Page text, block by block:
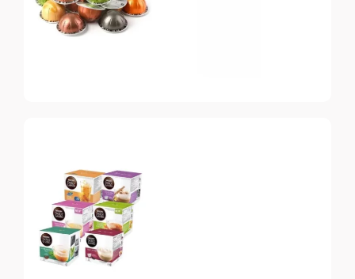
Топ-10 капсул для
системы Nespresso
Vertuo